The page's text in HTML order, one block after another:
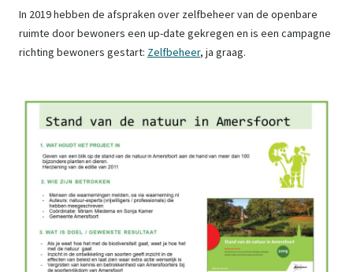
In 2019 hebben de afspraken over zelfbeheer van de openbare
ruimte door bewoners een up-date gekregen en is een campagne
richting bewoners gestart: Zelfbeheer, ja graag.